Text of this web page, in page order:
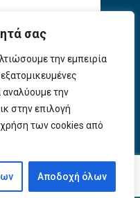
σας
την εμπειρία
αναλύουμε την
στην επιλογή
των cookies από
Αποδοχή όλων
Απορρήτουκαι τους
Reserved